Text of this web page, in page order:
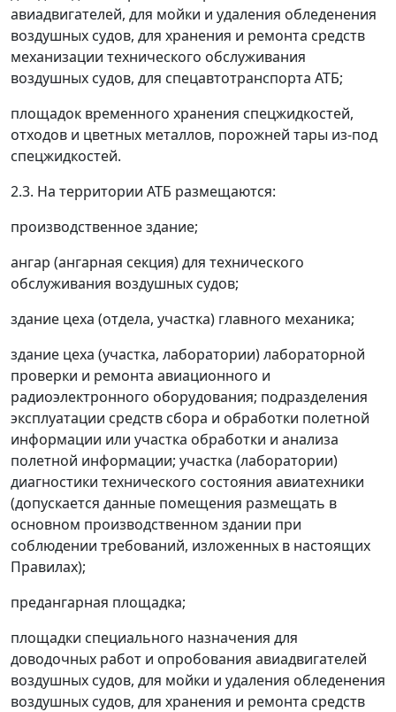
авиадвигателей, для мойки и удаления обледенения
воздушных судов, для хранения и ремонта средств
механизации технического обслуживания
воздушных судов, для спецавтотранспорта АТБ;
площадок временного хранения спецжидкостей,
отходов и цветных металлов, порожней тары из-под
спецжидкостей.
2.3. На территории АТБ размещаются:
производственное здание;
ангар (ангарная секция) для технического
обслуживания воздушных судов;
здание цеха (отдела, участка) главного механика;
здание цеха (участка, лаборатории) лабораторной
проверки и ремонта авиационного и
радиоэлектронного оборудования; подразделения
эксплуатации средств сбора и обработки полетной
информации или участка обработки и анализа
полетной информации; участка (лаборатории)
диагностики технического состояния авиатехники
(допускается данные помещения размещать в
основном производственном здании при
соблюдении требований, изложенных в настоящих
Правилах);
предангарная площадка;
площадки специального назначения для
доводочных работ и опробования авиадвигателей
воздушных судов, для мойки и удаления обледенения
воздушных судов, для хранения и ремонта средств